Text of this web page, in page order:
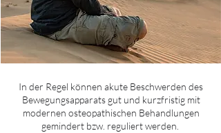
In der Regel können akute Beschwerden des
Bewegungsapparats gut und kurzfristig mit
modernen osteopathischen Behandlungen
gemindert bzw. reguliert werden.